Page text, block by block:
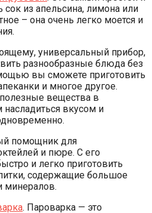
из апельсина, лимона или
– она очень легко моется и
универсальный прибор,
разнообразные блюда без
вы сможете приготовить
и многое другое.
вещества в
насладиться вкусом и
помощник для
и пюре. С его
и легко приготовить
содержащие большое
минералов.
. Пароварка — это